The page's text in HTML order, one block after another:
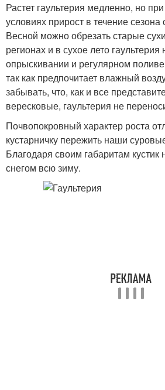
Растет гаультерия медленно, но
условиях прирост в течение сезона
Весной можно обрезать старые
регионах и в сухое лето гаультерия
опрыскивании и регулярном
так как предпочитает влажный
забывать, что, как и все
вересковые, гаультерия не
Почвопокровный характер роста
кустарничку пережить наши
Благодаря своим габаритам кустик
снегом всю зиму.